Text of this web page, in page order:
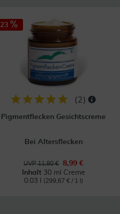
23
(2 )
Pigmentflecken Gesichtscreme
Bei Altersflecken
UVP 11,80 €
8,99 €
Inhalt 30 ml Creme
0.03 l
(299,67 € / 1 l)